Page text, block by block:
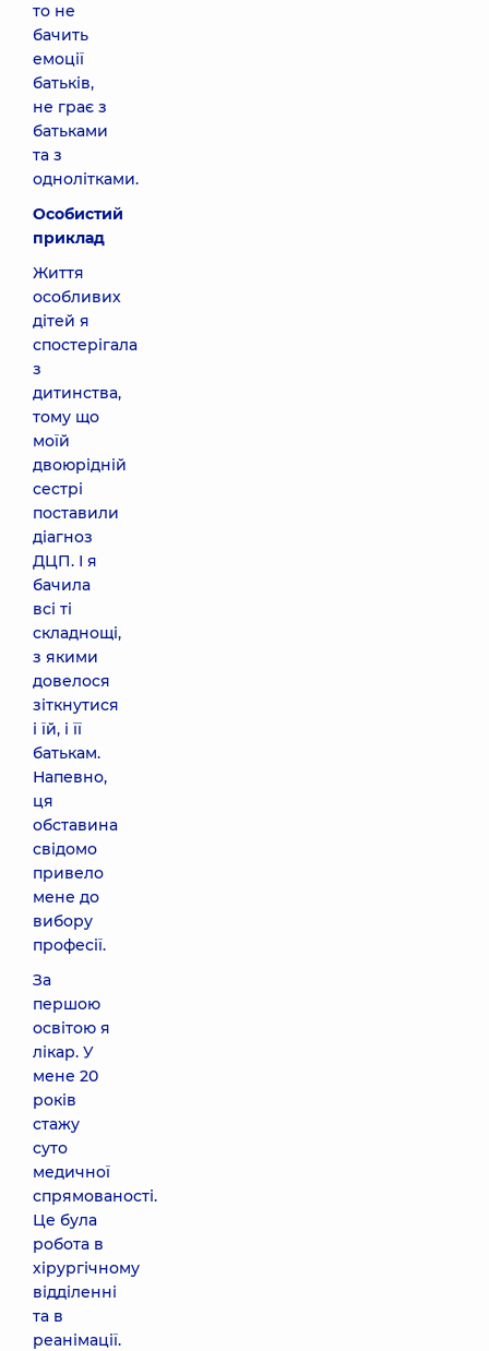
то не
бачить
емоції
батьків,
не грає з
батьками
та з
однолітками.
Особистий
приклад
Життя
особливих
дітей я
спостерігала
з
дитинства,
тому що
моїй
двоюрідній
сестрі
поставили
діагноз
ДЦП. І я
бачила
всі ті
складнощі,
з якими
довелося
зіткнутися
і їй, і її
батькам.
Напевно,
ця
обставина
свідомо
привело
мене до
вибору
професії.
За
першою
освітою я
лікар. У
мене 20
років
стажу
суто
медичної
спрямованості.
Це була
робота в
хірургічному
відділенні
та в
реанімації.